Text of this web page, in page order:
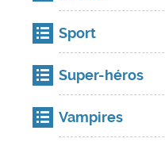
Sport
Super-héros
Vampires